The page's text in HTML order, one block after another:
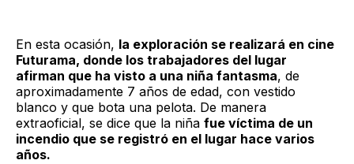
En esta ocasión, la exploración se realizará en cine
Futurama, donde los trabajadores del lugar
afirman que ha visto a una niña fantasma, de
aproximadamente 7 años de edad, con vestido
blanco y que bota una pelota. De manera
extraoficial, se dice que la niña fue víctima de un
incendio que se registró en el lugar hace varios
años.